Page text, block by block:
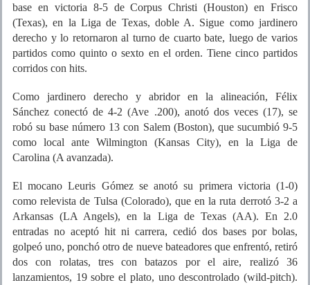
base en victoria 8-5 de Corpus Christi (Houston) en Frisco
(Texas), en la Liga de Texas, doble A. Sigue como jardinero
derecho y lo retornaron al turno de cuarto bate, luego de varios
partidos como quinto o sexto en el orden. Tiene cinco partidos
corridos con hits.
Como jardinero derecho y abridor en la alineación, Félix
Sánchez conectó de 4-2 (Ave .200), anotó dos veces (17), se
robó su base número 13 con Salem (Boston), que sucumbió 9-5
como local ante Wilmington (Kansas City), en la Liga de
Carolina (A avanzada).
El mocano Leuris Gómez se anotó su primera victoria (1-0)
como relevista de Tulsa (Colorado), que en la ruta derrotó 3-2 a
Arkansas (LA Angels), en la Liga de Texas (AA). En 2.0
entradas no aceptó hit ni carrera, cedió dos bases por bolas,
golpeó uno, ponchó otro de nueve bateadores que enfrentó, retiró
dos con rolatas, tres con batazos por el aire, realizó 36
lanzamientos, 19 sobre el plato, uno descontrolado (wild-pitch).